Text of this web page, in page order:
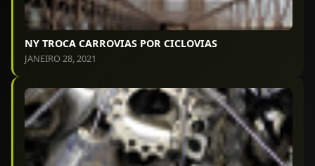
NY TROCA CARROVIAS POR CICLOVIAS
JANEIRO 28, 2021